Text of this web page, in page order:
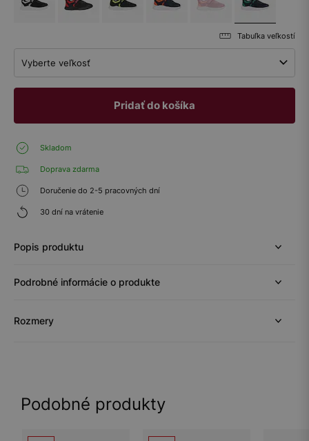
Tabuľka veľkostí
Vyberte veľkosť
Pridať do košíka
Skladom
Doprava zdarma
Doručenie do 2-5 pracovných dní
30 dní na vrátenie
Popis produktu
Podrobné informácie o produkte
Rozmery
Podobné produkty